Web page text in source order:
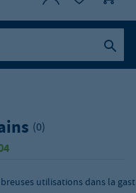
(0)
utilisations dans la